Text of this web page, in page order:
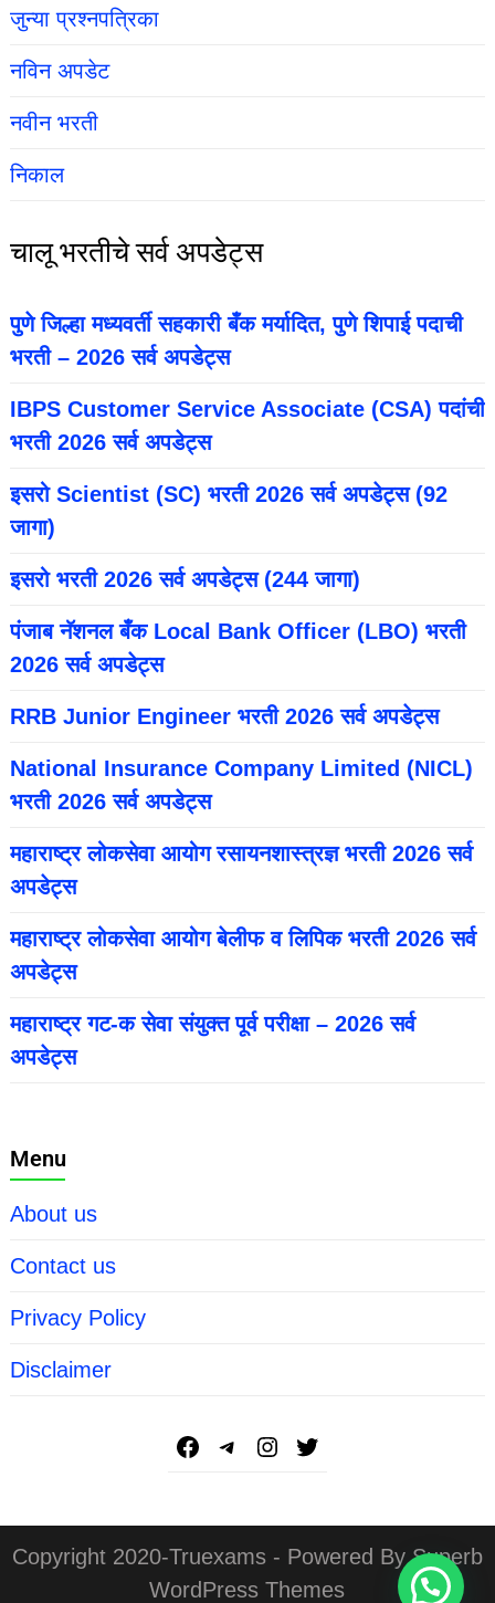
जुन्या प्रश्नपत्रिका
नविन अपडेट
नवीन भरती
निकाल
चालू भरतीचे सर्व अपडेट्स
पुणे जिल्हा मध्यवर्ती सहकारी बँक मर्यादित, पुणे शिपाई पदाची
भरती – 2026 सर्व अपडेट्स
IBPS Customer Service Associate (CSA) पदांची
भरती 2026 सर्व अपडेट्स
इसरो Scientist (SC) भरती 2026 सर्व अपडेट्स (92
जागा)
इसरो भरती 2026 सर्व अपडेट्स (244 जागा)
पंजाब नॅशनल बँक Local Bank Officer (LBO) भरती
2026 सर्व अपडेट्स
RRB Junior Engineer भरती 2026 सर्व अपडेट्स
National Insurance Company Limited (NICL)
भरती 2026 सर्व अपडेट्स
महाराष्ट्र लोकसेवा आयोग रसायनशास्त्रज्ञ भरती 2026 सर्व
अपडेट्स
महाराष्ट्र लोकसेवा आयोग बेलीफ व लिपिक भरती 2026 सर्व
अपडेट्स
महाराष्ट्र गट-क सेवा संयुक्त पूर्व परीक्षा – 2026 सर्व
अपडेट्स
Menu
About us
Contact us
Privacy Policy
Disclaimer
Copyright 2020-Truexams - Powered By Superb
WordPress Themes